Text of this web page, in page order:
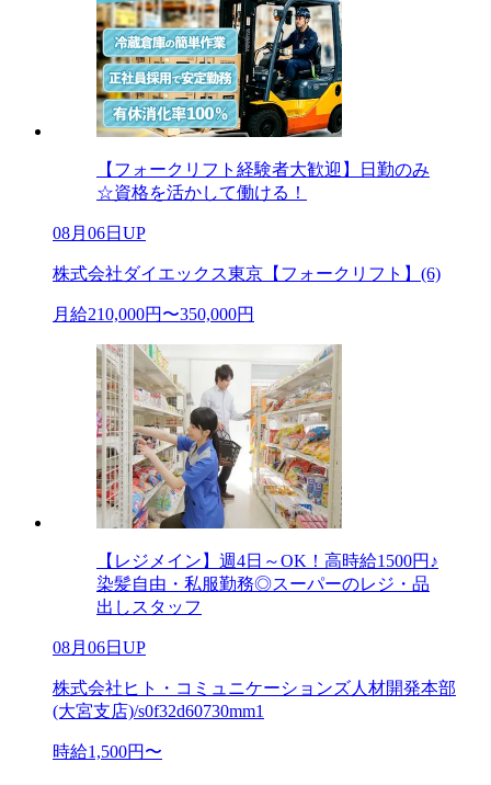
【フォークリフト経験者大歓迎】日勤のみ
☆資格を活かして働ける！
08月06日UP
株式会社ダイエックス東京【フォークリフト】(6)
月給210,000円〜350,000円
【レジメイン】週4日～OK！高時給1500円♪
染髪自由・私服勤務◎スーパーのレジ・品
出しスタッフ
08月06日UP
株式会社ヒト・コミュニケーションズ人材開発本部
(大宮支店)/s0f32d60730mm1
時給1,500円〜